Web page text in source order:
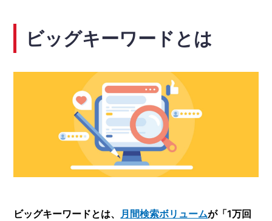
ビッグキーワードとは
ビッグキーワードとは、 月間検索ボリュームが「1万回